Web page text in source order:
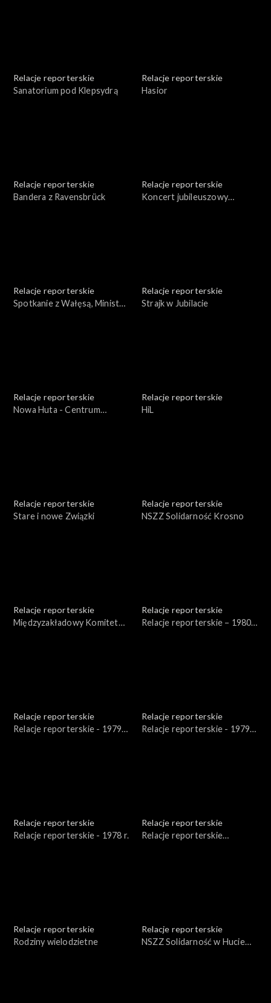
Relacje reporterskie
Sanatorium pod Klepsydrą
Relacje reporterskie
Hasior
Relacje reporterskie
Bandera z Ravensbrück
Relacje reporterskie
Koncert jubileuszowy
Relacje reporterskie
Spotkanie z Wałęsą, Minister
Relacje reporterskie
Strajk w Jubilacie
Relacje reporterskie
Nowa Huta - Centrum
Relacje reporterskie
HiL
Relacje reporterskie
Stare i nowe Związki
Relacje reporterskie
NSZZ Solidarność Krosno
Relacje reporterskie
Międzyzakładowy Komitet
Relacje reporterskie
Relacje reporterskie – 1980
Relacje reporterskie
Relacje reporterskie - 1979 -
Relacje reporterskie
Relacje reporterskie - 1979 -
Relacje reporterskie
Relacje reporterskie - 1978 r.
Relacje reporterskie
Relacje reporterskie
Relacje reporterskie
Rodziny wielodzietne
Relacje reporterskie
NSZZ Solidarność w Hucie